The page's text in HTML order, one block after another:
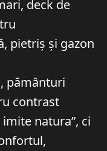
deck de
pietriș și gazon
pământuri
contrast
natura”, ci